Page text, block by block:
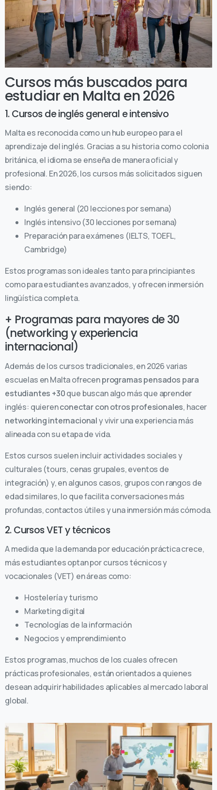
Cursos más buscados para
estudiar en Malta en 2026
1. Cursos de inglés general e intensivo
Malta es reconocida como un hub europeo para el
aprendizaje del inglés. Gracias a su historia como colonia
británica, el idioma se enseña de manera oficial y
profesional. En 2026, los cursos más solicitados siguen
siendo:
Inglés general (20 lecciones por semana)
Inglés intensivo (30 lecciones por semana)
Preparación para exámenes (IELTS, TOEFL,
Cambridge)
Estos programas son ideales tanto para principiantes
como para estudiantes avanzados, y ofrecen inmersión
lingüística completa.
+ Programas para mayores de 30
(networking y experiencia
internacional)
Además de los cursos tradicionales, en 2026 varias
escuelas en Malta ofrecenprogramas pensados para
estudiantes +30que buscan algo más que aprender
inglés: quierenconectar con otros profesionales, hacer
networking internacionaly vivir una experiencia más
alineada con su etapa de vida.
Estos cursos suelen incluir actividades sociales y
culturales (tours, cenas grupales, eventos de
integración) y, en algunos casos, grupos con rangos de
edad similares, lo que facilita conversaciones más
profundas, contactos útiles y una inmersión más cómoda.
2. Cursos VET y técnicos
A medida que la demanda por educación práctica crece,
más estudiantes optan por cursos técnicos y
vocacionales (VET) en áreas como:
Hostelería y turismo
Marketing digital
Tecnologías de la información
Negocios y emprendimiento
Estos programas, muchos de los cuales ofrecen
prácticas profesionales, están orientados a quienes
desean adquirir habilidades aplicables al mercado laboral
global.